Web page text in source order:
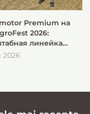
Premium на
2026:
линейка
для быстрой и
2026